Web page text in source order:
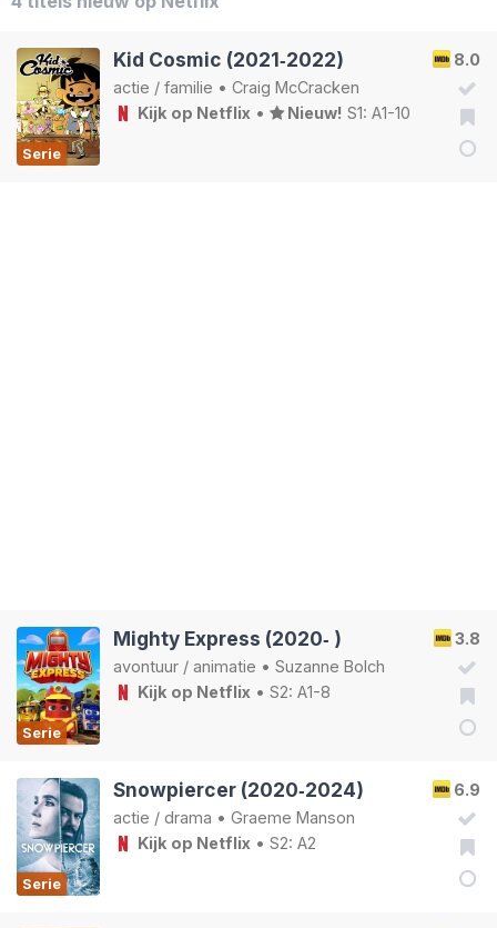
Serie
8.0
Kid Cosmic (2021‑2022)
actie / familie • Craig McCracken
Kijk op Netflix • Nieuw! S1: A1-10
Serie
3.8
Mighty Express (2020‑ )
avontuur / animatie • Suzanne Bolch
Kijk op Netflix • S2: A1-8
Serie
6.9
Snowpiercer (2020‑2024)
actie / drama • Graeme Manson
Kijk op Netflix • S2: A2